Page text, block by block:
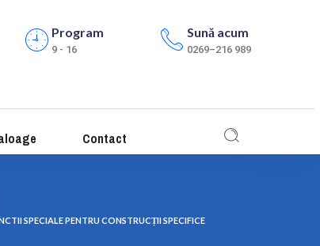
Program
9 - 16
Sună acum
0269–216 989
Contact
SPECIALE PENTRU CONSTRUCȚII SPECIFICE